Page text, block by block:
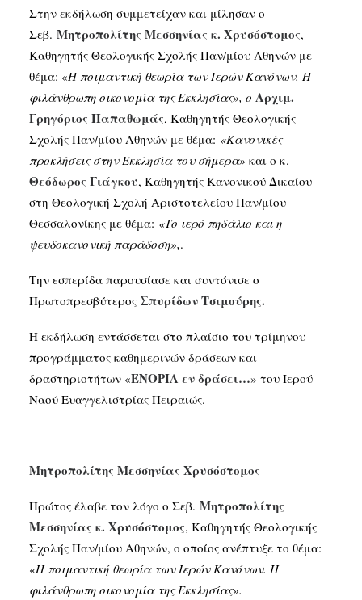
Στην εκδήλωση συμμετείχαν και μίλησαν ο
Σεβ. Μητροπολίτης Μεσσηνίας κ. Χρυσόστομος,
Καθηγητής Θεολογικής Σχολής Παν/μίου Αθηνών με
θέμα: «Η ποιμαντική θεωρία των Ιερών Κανόνων. Η
φιλάνθρωπη οικονομία της Εκκλησίας», ο Αρχιμ.
Γρηγόριος Παπαθωμάς, Καθηγητής Θεολογικής
Σχολής Παν/μίου Αθηνών με θέμα: «Κανονικές
προκλήσεις στην Εκκλησία του σήμερα» και ο κ.
Θεόδωρος Γιάγκου, Καθηγητής Κανονικού Δικαίου
στη Θεολογική Σχολή Αριστοτελείου Παν/μίου
Θεσσαλονίκης με θέμα: «Το ιερό πηδάλιο και η
ψευδοκανονική παράδοση»,.
Την εσπερίδα παρουσίασε και συντόνισε ο
Πρωτοπρεσβύτερος Σπυρίδων Τσιμούρης.
Η εκδήλωση εντάσσεται στο πλαίσιο του τρίμηνου
προγράμματος καθημερινών δράσεων και
δραστηριοτήτων «ΕΝΟΡΙΑ εν δράσει…» του Ιερού
Ναού Ευαγγελιστρίας Πειραιώς.
Μητροπολίτης Μεσσηνίας Χρυσόστομος
Πρώτος έλαβε τον λόγο ο Σεβ. Μητροπολίτης
Μεσσηνίας κ. Χρυσόστομος, Καθηγητής Θεολογικής
Σχολής Παν/μίου Αθηνών, ο οποίος ανέπτυξε το θέμα:
«Η ποιμαντική θεωρία των Ιερών Κανόνων. Η
φιλάνθρωπη οικονομία της Εκκλησίας».